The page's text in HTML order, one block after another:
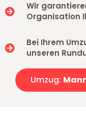
Wir
Organisation
Bei Ihrem
unseren
Umzug: